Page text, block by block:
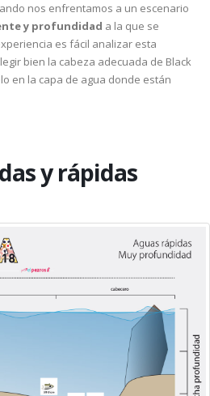
nos enfrentamos a un escenario
y profundidad a la que se
es fácil analizar esta
bien la cabeza adecuada de Black
en la capa de agua donde están
y rápidas